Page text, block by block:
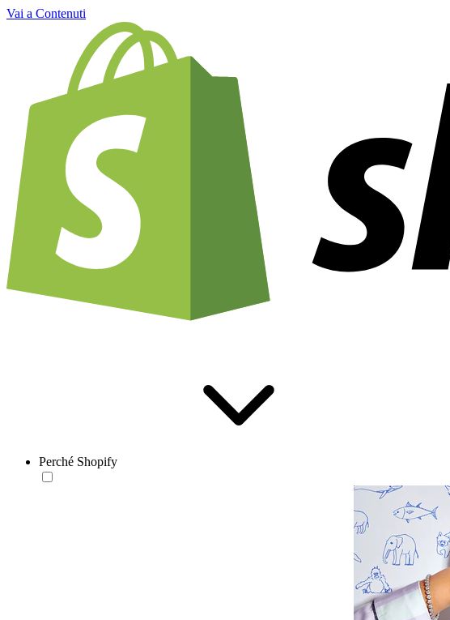
Vai a Contenuti
Perché Shopify